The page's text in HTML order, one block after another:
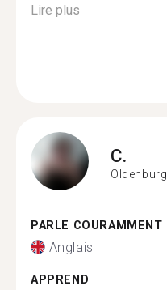
Lire plus
C.
Oldenburg
PARLE COURAMMENT
Anglais
APPREND